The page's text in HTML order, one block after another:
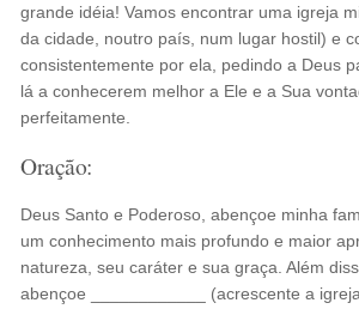
grande idéia! Vamos encontrar uma igreja
da cidade, noutro país, num lugar hostil) e
consistentemente por ela, pedindo a Deus
lá a conhecerem melhor a Ele e a Sua
perfeitamente.
Oração:
Deus Santo e Poderoso, abençoe minha
um conhecimento mais profundo e maior
natureza, seu caráter e sua graça. Além
abençoe ____________ (acrescente a